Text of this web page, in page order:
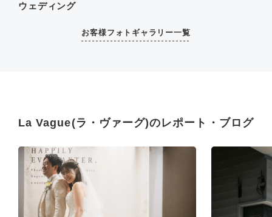
ウェディング
お客様フォトギャラリー一覧
La Vague(ラ・ヴァーグ)のレポート・ブログ